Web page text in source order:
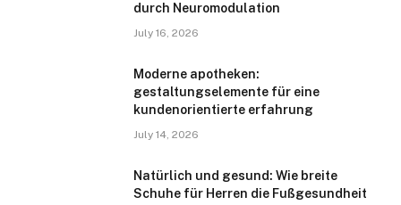
durch Neuromodulation
July 16, 2026
Moderne apotheken:
gestaltungselemente für eine
kundenorientierte erfahrung
July 14, 2026
Natürlich und gesund: Wie breite
Schuhe für Herren die Fußgesundheit